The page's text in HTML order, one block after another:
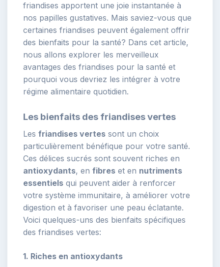
friandises apportent une joie instantanée à
nos papilles gustatives. Mais saviez-vous que
certaines friandises peuvent également offrir
des bienfaits pour la santé? Dans cet article,
nous allons explorer les merveilleux
avantages des friandises pour la santé et
pourquoi vous devriez les intégrer à votre
régime alimentaire quotidien.
Les bienfaits des friandises vertes
Les friandises vertes sont un choix
particulièrement bénéfique pour votre santé.
Ces délices sucrés sont souvent riches en
antioxydants, en fibres et en nutriments
essentiels qui peuvent aider à renforcer
votre système immunitaire, à améliorer votre
digestion et à favoriser une peau éclatante.
Voici quelques-uns des bienfaits spécifiques
des friandises vertes:
1. Riches en antioxydants